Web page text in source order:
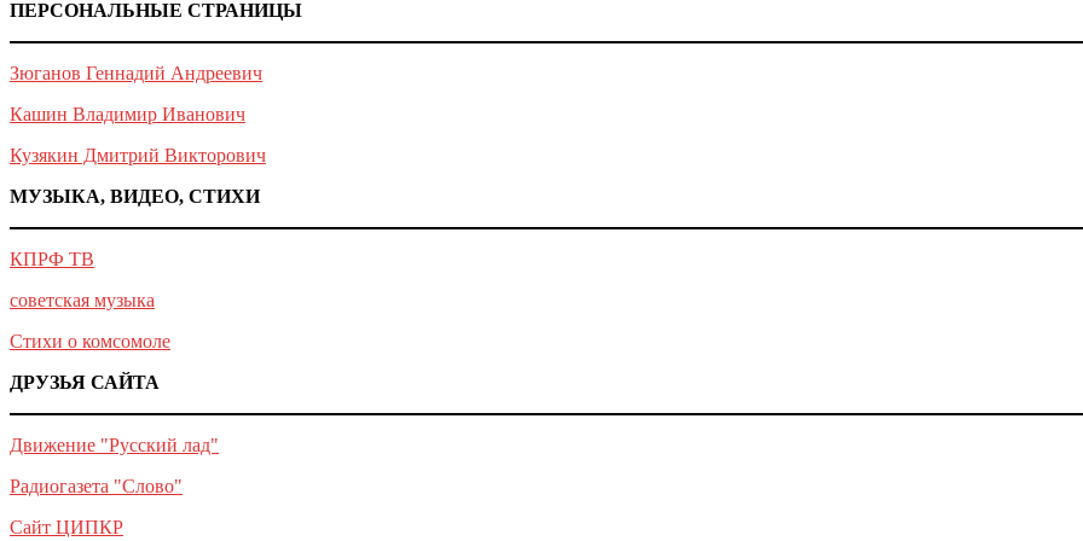
ПЕРСОНАЛЬНЫЕ СТРАНИЦЫ
Зюганов Геннадий Андреевич
Кашин Владимир Иванович
Кузякин Дмитрий Викторович
МУЗЫКА, ВИДЕО, СТИХИ
КПРФ ТВ
советская музыка
Стихи о комсомоле
ДРУЗЬЯ САЙТА
Движение "Русский лад"
Радиогазета "Слово"
Сайт ЦИПКР